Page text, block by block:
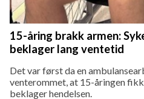
15-åring brakk armen:
beklager lang ventetid
Det var først da en
venterommet, at 15-åringen
beklager hendelsen.